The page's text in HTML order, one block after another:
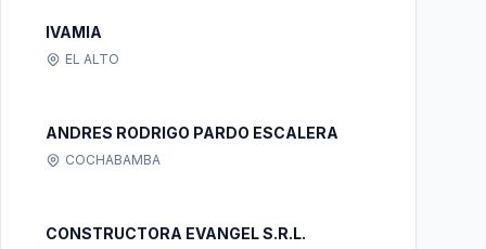
IVAMIA
EL ALTO
ANDRES RODRIGO PARDO ESCALERA
COCHABAMBA
CONSTRUCTORA EVANGEL S.R.L.